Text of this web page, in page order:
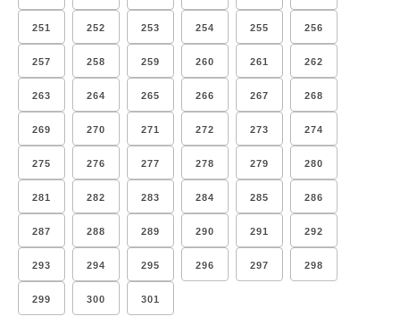
251 252 253 254 255 256
257 258 259 260 261 262
263 264 265 266 267 268
269 270 271 272 273 274
275 276 277 278 279 280
281 282 283 284 285 286
287 288 289 290 291 292
293 294 295 296 297 298
299 300 301